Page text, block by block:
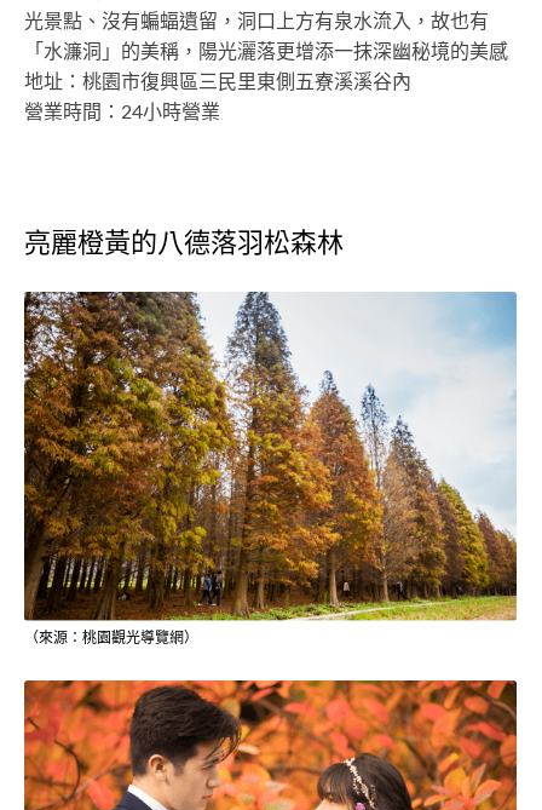
光景點、沒有蝙蝠遺留，洞口上方有泉水流入，故也有
「水濂洞」的美稱，陽光灑落更增添一抹深幽秘境的美感
地址：桃園市復興區三民里東側五寮溪溪谷內
營業時間：24小時營業
亮麗橙黃的八德落羽松森林
（來源：桃園觀光導覽網）